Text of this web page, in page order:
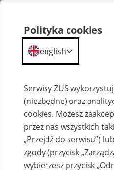
Szkolenia
Polityka cookies
english
Serwisy ZUS
(niezbędne) oraz
cookies. Możesz
przez nas wszystkich
„Przejdź do serwisu”)
zgody (przycisk
wybierzesz przycisk